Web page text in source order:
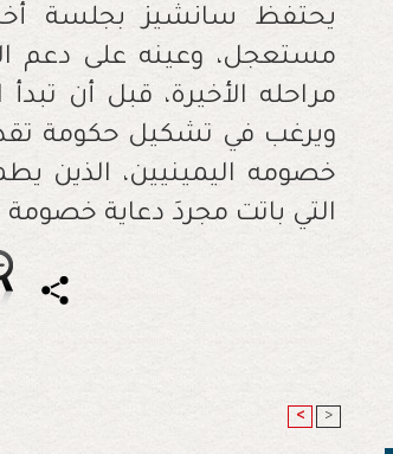
يحتفظ سانشيز بجلسة
مستعجل، وعينه على دعم
مراحله الأخيرة، قبل أن تبدأ
التي باتت مجردَ دعاية
< >